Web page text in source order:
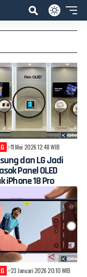
11 Mei 2026 12:48 WIB
dan LG Jadi
Panel OLED
iPhone 18 Pro
23 Januari 2026 20:10 WIB